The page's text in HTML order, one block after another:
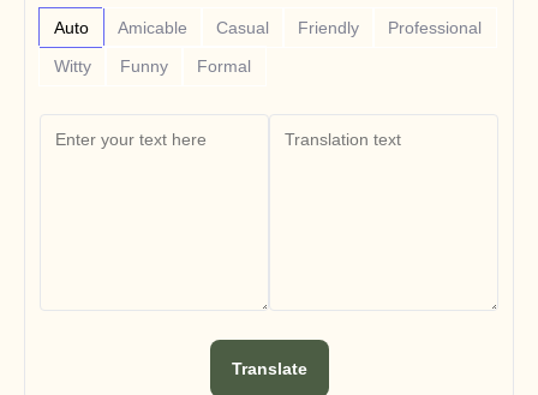
Auto Amicable Casual Friendly
Professional
Witty
Funny Formal
Translate
USECASES
Change Management
Sales Enablement
Product Marketing
Customer Success